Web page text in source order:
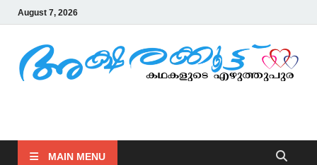
August 7, 2026
MAIN MENU